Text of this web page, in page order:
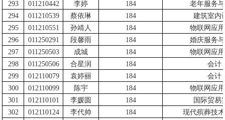
293
011210442 李婷 184
老年服务
294
011210539 蔡依琳 184
建筑室内
295
011210551 孙靖人 184
物联网应
296
011250291 段馨雨 184
婚庆服务
297
011250503 成城 184
物联网应
298
011250506 合星润 184
会计
299
012110079 袁婷丽 184
会计
300
012110099 陈宇 184
物联网应
301
012110101 李媛圆 184
国际贸易
302
012110124 李代帅 184
现代殡葬技